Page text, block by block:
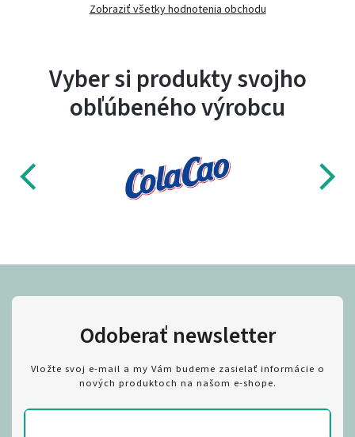
Zobraziť všetky hodnotenia obchodu
Vyber si produkty svojho
obľúbeného výrobcu
Odoberať newsletter
Vložte svoj e-mail a my Vám budeme zasielať informácie o
nových produktoch na našom e-shope.